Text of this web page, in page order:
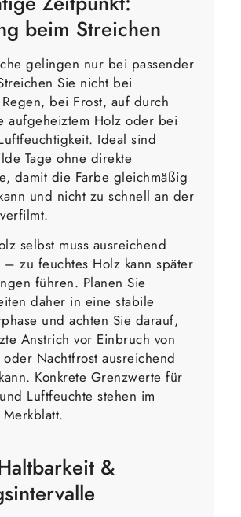
beim Streichen
gelingen nur bei passender
Sie nicht bei
bei Frost, auf durch
aufgeheiztem Holz oder bei
Ideal sind
Tage ohne direkte
damit die Farbe gleichmäßig
und nicht zu schnell an der
selbst muss ausreichend
– zu feuchtes Holz kann später
führen. Planen Sie
daher in eine stabile
und achten Sie darauf,
Anstrich vor Einbruch von
oder Nachtfrost ausreichend
Konkrete Grenzwerte für
Luftfeuchte stehen im
&